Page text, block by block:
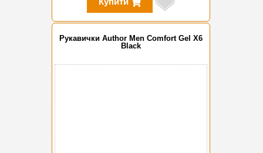
Рукавички Author Men Comfort Gel X6
Black